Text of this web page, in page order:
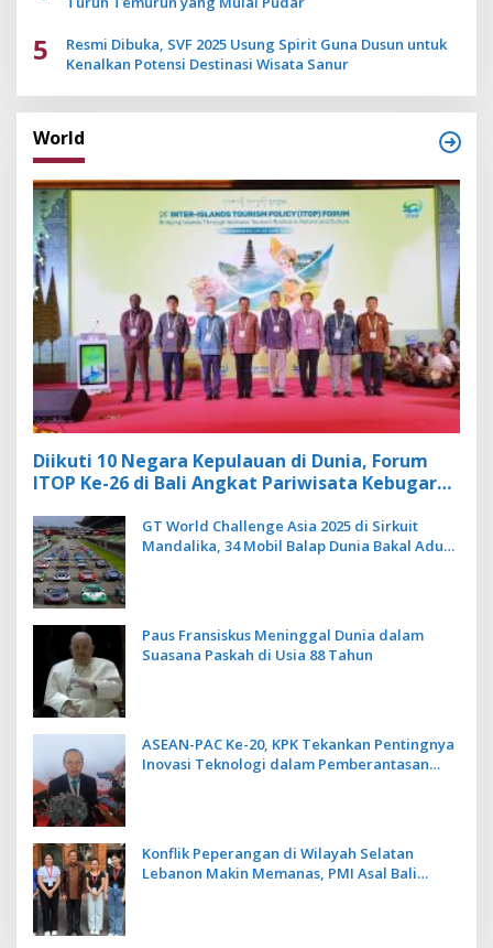
5
Resmi Dibuka, SVF 2025 Usung Spirit Guna Dusun untuk
Kenalkan Potensi Destinasi Wisata Sanur
World
Diikuti 10 Negara Kepulauan di Dunia, Forum
ITOP Ke-26 di Bali Angkat Pariwisata Kebugaran
GT World Challenge Asia 2025 di Sirkuit
Mandalika, 34 Mobil Balap Dunia Bakal Adu
Paus Fransiskus Meninggal Dunia dalam
Suasana Paskah di Usia 88 Tahun
ASEAN-PAC Ke-20, KPK Tekankan Pentingnya
Inovasi Teknologi dalam Pemberantasan
Konflik Peperangan di Wilayah Selatan
Lebanon Makin Memanas, PMI Asal Bali